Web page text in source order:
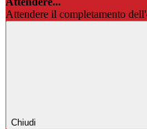
Attendere il completamento
Chiudi